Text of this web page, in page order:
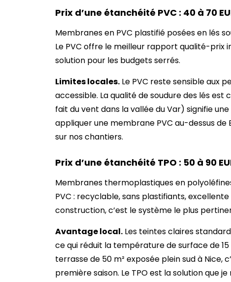
Prix d’une étanchéité PVC : 40 à 70
Membranes en PVC plastifié posées en lés
Le PVC offre le meilleur rapport qualité-prix
solution pour les budgets serrés.
Limites locales. Le PVC reste sensible aux
accessible. La qualité de soudure des lés
fait du vent dans la vallée du Var) signifie
appliquer une membrane PVC au-dessus
sur nos chantiers.
Prix d’une étanchéité TPO : 50 à 90
Membranes thermoplastiques en
PVC : recyclable, sans plastifiants,
construction, c’est le système le plus
Avantage local. Les teintes claires
ce qui réduit la température de surface de
terrasse de 50 m² exposée plein sud à
première saison. Le TPO est la solution que